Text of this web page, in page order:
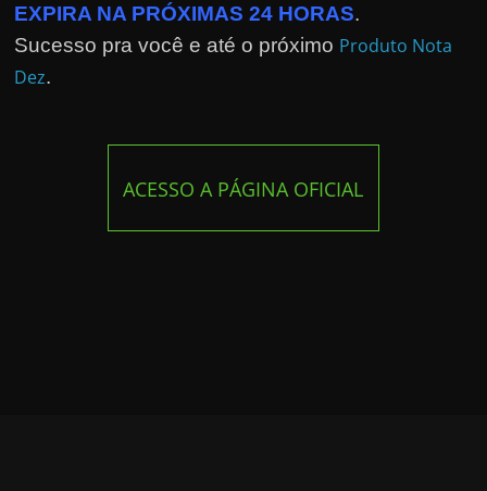
EXPIRA NA PRÓXIMAS 24 HORAS.
Sucesso pra você e até o próximo Produto Nota
Dez.
ACESSO A PÁGINA OFICIAL